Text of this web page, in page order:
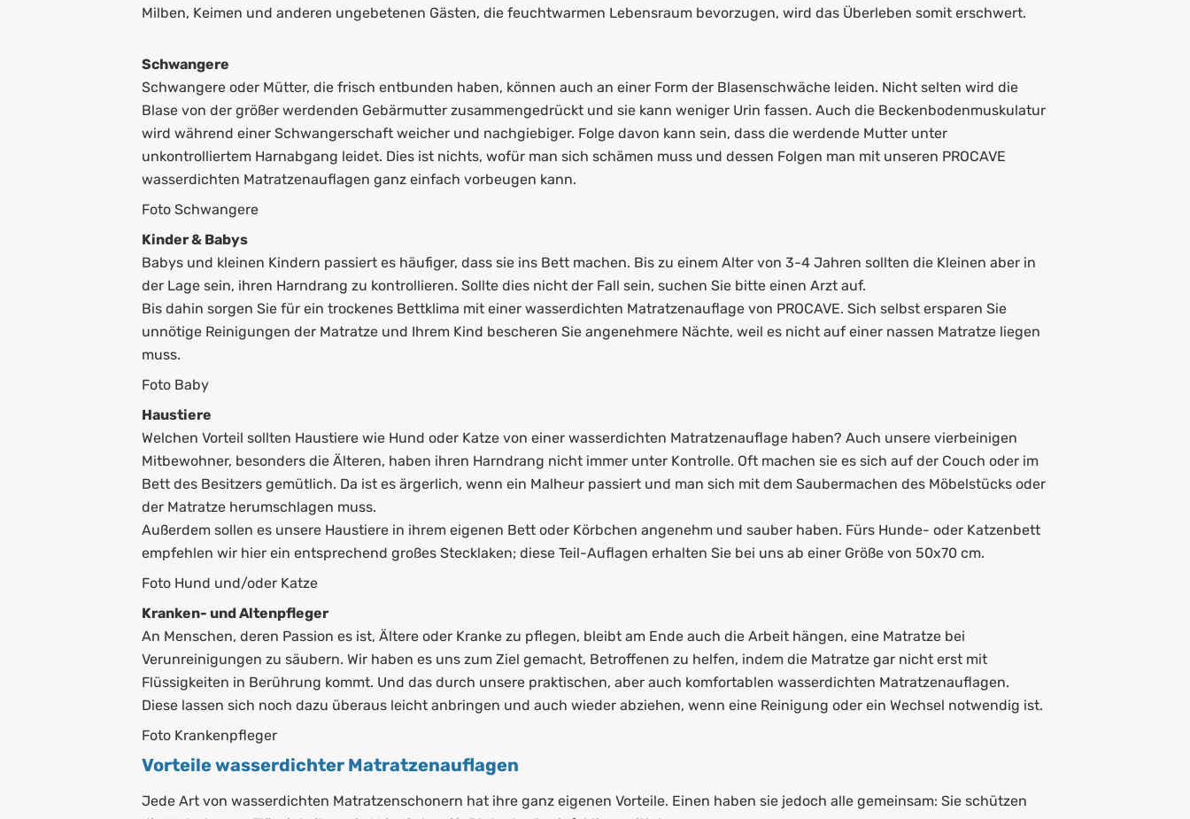
Milben, Keimen und anderen ungebetenen Gästen, die feuchtwarmen Lebensraum bevorzugen, wird das Überleben somit erschwert.
Schwangere
Schwangere oder Mütter, die frisch entbunden haben, können auch an einer Form der Blasenschwäche leiden. Nicht selten wird die
Blase von der größer werdenden Gebärmutter zusammengedrückt und sie kann weniger Urin fassen. Auch die Beckenbodenmuskulatur
wird während einer Schwangerschaft weicher und nachgiebiger. Folge davon kann sein, dass die werdende Mutter unter
unkontrolliertem Harnabgang leidet. Dies ist nichts, wofür man sich schämen muss und dessen Folgen man mit unseren PROCAVE
wasserdichten Matratzenauflagen ganz einfach vorbeugen kann.
Foto Schwangere
Kinder & Babys
Babys und kleinen Kindern passiert es häufiger, dass sie ins Bett machen. Bis zu einem Alter von 3-4 Jahren sollten die Kleinen aber in
der Lage sein, ihren Harndrang zu kontrollieren. Sollte dies nicht der Fall sein, suchen Sie bitte einen Arzt auf.
Bis dahin sorgen Sie für ein trockenes Bettklima mit einer wasserdichten Matratzenauflage von PROCAVE. Sich selbst ersparen Sie
unnötige Reinigungen der Matratze und Ihrem Kind bescheren Sie angenehmere Nächte, weil es nicht auf einer nassen Matratze liegen
muss.
Foto Baby
Haustiere
Welchen Vorteil sollten Haustiere wie Hund oder Katze von einer wasserdichten Matratzenauflage haben? Auch unsere vierbeinigen
Mitbewohner, besonders die Älteren, haben ihren Harndrang nicht immer unter Kontrolle. Oft machen sie es sich auf der Couch oder im
Bett des Besitzers gemütlich. Da ist es ärgerlich, wenn ein Malheur passiert und man sich mit dem Saubermachen des Möbelstücks oder
der Matratze herumschlagen muss.
Außerdem sollen es unsere Haustiere in ihrem eigenen Bett oder Körbchen angenehm und sauber haben. Fürs Hunde- oder Katzenbett
empfehlen wir hier ein entsprechend großes Stecklaken; diese Teil-Auflagen erhalten Sie bei uns ab einer Größe von 50x70 cm.
Foto Hund und/oder Katze
Kranken- und Altenpfleger
An Menschen, deren Passion es ist, Ältere oder Kranke zu pflegen, bleibt am Ende auch die Arbeit hängen, eine Matratze bei
Verunreinigungen zu säubern. Wir haben es uns zum Ziel gemacht, Betroffenen zu helfen, indem die Matratze gar nicht erst mit
Flüssigkeiten in Berührung kommt. Und das durch unsere praktischen, aber auch komfortablen wasserdichten Matratzenauflagen.
Diese lassen sich noch dazu überaus leicht anbringen und auch wieder abziehen, wenn eine Reinigung oder ein Wechsel notwendig ist.
Foto Krankenpfleger
Vorteile wasserdichter Matratzenauflagen
Jede Art von wasserdichten Matratzenschonern hat ihre ganz eigenen Vorteile. Einen haben sie jedoch alle gemeinsam: Sie schützen